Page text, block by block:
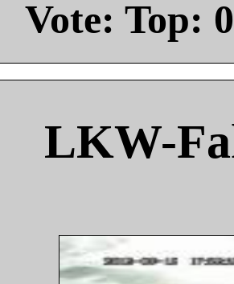
Vote: Top: 0
LKW-